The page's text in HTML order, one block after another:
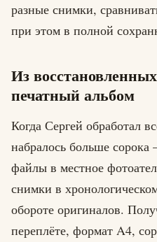
разные снимки,
при этом в полной
Из
печатный альбом
Когда Сергей обработал
набралось больше
файлы в местное
снимки в
обороте оригиналов.
переплёте, формат A4,